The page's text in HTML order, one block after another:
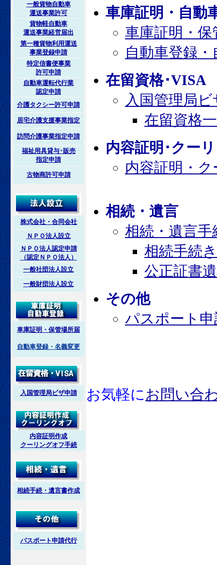
一般貨物自動車
運送事業許可
貨物軽自動車
運送事業経営届出
第一種貨物利用運送
事業登録申請
特定信書便事業
許可申請
自動車運転代行業
認定申請
介護タクシー許可申請
居宅介護支援事業指定
訪問介護事業指定申請
福祉用具貸与･販売
指定申請
古物商許可申請
株式会社・合同会社
ＮＰＯ法人設立
ＮＰＯ法人認定申請
（認定ＮＰＯ法人）
一般社団法人設立
一般財団法人設立
車庫証明・保管場所届
自動車登録・名義変更
入国管理局ビザ申請
内容証明作成
クーリングオフ手続
相続手続・遺言書作成
パスポート申請代行
車庫証明・自動
車庫証明・保
自動車登録
在留資格･VISA
入国管理局
在留資格
内容証明･クー
内容証明・
相続・遺言
相続・遺言手
相続手続
公正証書
その他
パスポート
お気軽にお問い合